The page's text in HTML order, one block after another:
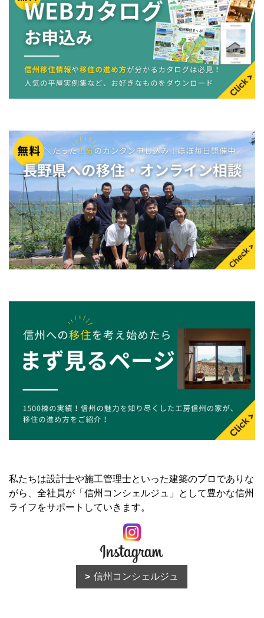
私たちは設計士や施工管理士といった建築のプロでありな
がら、全社員が「信州コンシェルジュ」として豊かな信州
ライフをサポートしていきます。
信州コンシェルジュ